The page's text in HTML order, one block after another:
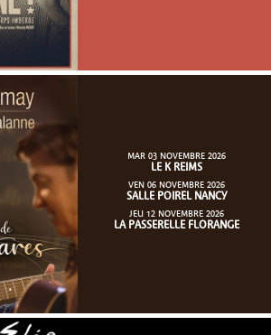
MAR 03 NOVEMBRE 2026
LE K REIMS
VEN 06 NOVEMBRE 2026
SALLE POIREL NANCY
JEU 12 NOVEMBRE 2026
LA PASSERELLE FLORANGE